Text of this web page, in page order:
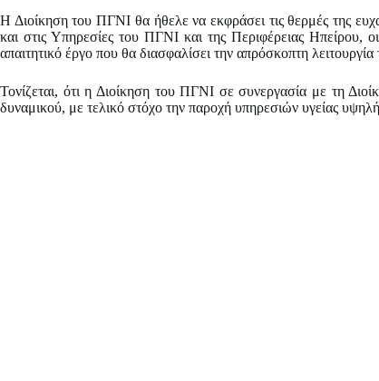
Η Διοίκηση του ΠΓΝΙ θα ήθελε να εκφράσει τις θερμές της
και στις Υπηρεσίες του ΠΓΝΙ και της Περιφέρειας Ηπείρου,
απαιτητικό έργο που θα διασφαλίσει την απρόσκοπτη
Τονίζεται, ότι η Διοίκηση του ΠΓΝΙ σε συνεργασία με τη
δυναμικού, με τελικό στόχο την παροχή υπηρεσιών υγείας